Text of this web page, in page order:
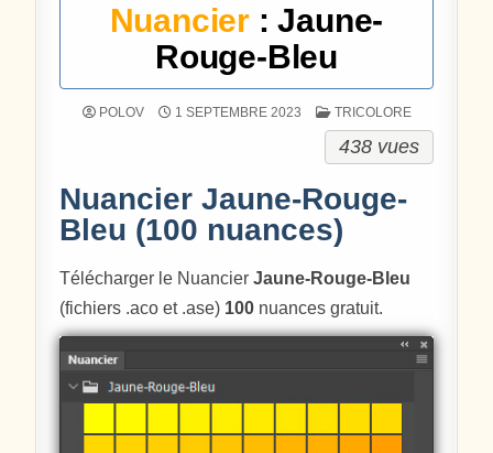
Nuancier : Jaune-
Rouge-Bleu
POLOV 1 SEPTEMBRE 2023 POSTÉ DANS
TRICOLORE
438 vues
Nuancier Jaune-Rouge-
Bleu (100 nuances)
Télécharger le NuancierJaune-Rouge-Bleu
(fichiers .aco et .ase) 100 nuances gratuit.